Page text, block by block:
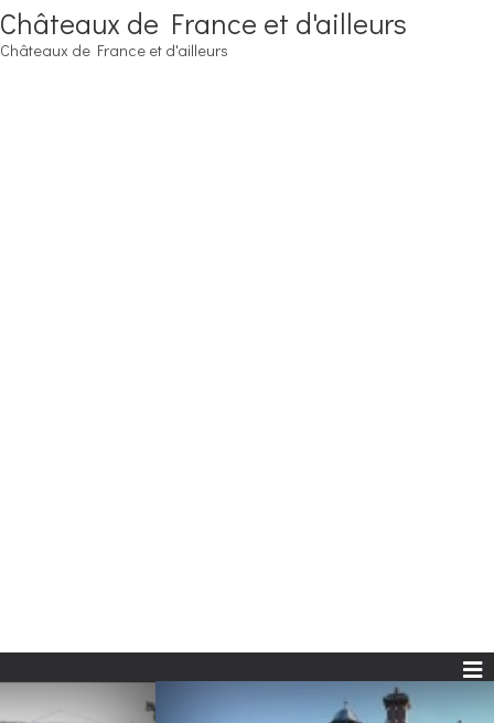
Châteaux de France et d'ailleurs
Châteaux de France et d'ailleurs